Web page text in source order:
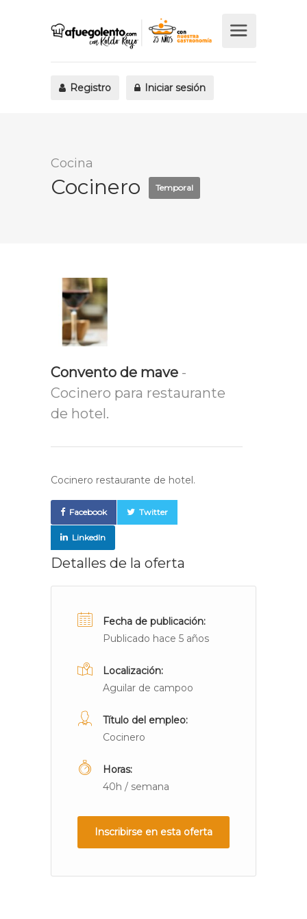
Registro Iniciar sesión
Cocina
Cocinero Temporal
Convento de mave -
Cocinero para restaurante
de hotel.
Cocinero restaurante de hotel.
Facebook Twitter
LinkedIn
Detalles de la oferta
Fecha de publicación:
Publicado hace 5 años
Localización:
Aguilar de campoo
Título del empleo:
Cocinero
Horas:
40h / semana
Inscribirse en esta oferta